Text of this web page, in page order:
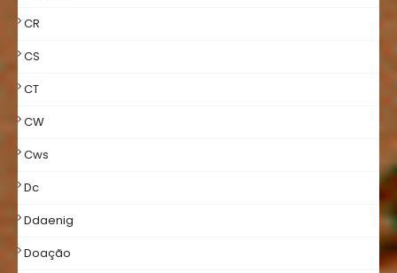
CR
CS
CT
CW
Cws
Dc
Ddaenig
Doação